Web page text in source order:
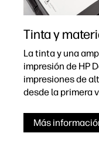
Tinta y
La tinta y una
impresión de HP
impresiones de
desde la primera
Más